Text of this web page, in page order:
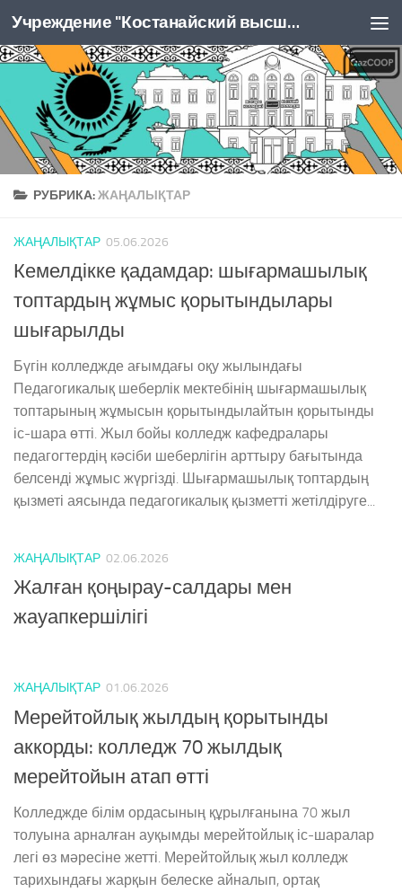
Перейти к содержимому Учреждение "Костанайский высший колледж Казпотребсоюза"
РУБРИКА:ЖАҢАЛЫҚТАР
ЖАҢАЛЫҚТАР 05.06.2026
Кемелдікке қадамдар: шығармашылық
топтардың жұмыс қорытындылары
шығарылды
Бүгін колледжде ағымдағы оқу жылындағы
Педагогикалық шеберлік мектебінің шығармашылық
топтарының жұмысын қорытындылайтын қорытынды
іс-шара өтті. Жыл бойы колледж кафедралары
педагогтердің кәсіби шеберлігін арттыру бағытында
белсенді жұмыс жүргізді. Шығармашылық топтардың
қызметі аясында педагогикалық қызметті жетілдіруге...
ЖАҢАЛЫҚТАР 02.06.2026
Жалған қоңырау-салдары мен
жауапкершілігі
ЖАҢАЛЫҚТАР 01.06.2026
Мерейтойлық жылдың қорытынды
аккорды: колледж 70 жылдық
мерейтойын атап өтті
Колледжде білім ордасының құрылғанына 70 жыл
толуына арналған ауқымды мерейтойлық іс-шаралар
легі өз мәресіне жетті. Мерейтойлық жыл колледж
тарихындағы жарқын белеске айналып, ортақ